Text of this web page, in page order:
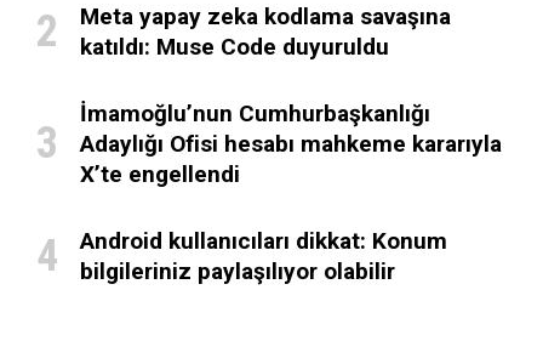
Meta yapay zeka kodlama savaşına
katıldı: Muse Code duyuruldu
İmamoğlu’nun Cumhurbaşkanlığı
Adaylığı Ofisi hesabı mahkeme kararıyla
X’te engellendi
Android kullanıcıları dikkat: Konum
bilgileriniz paylaşılıyor olabilir